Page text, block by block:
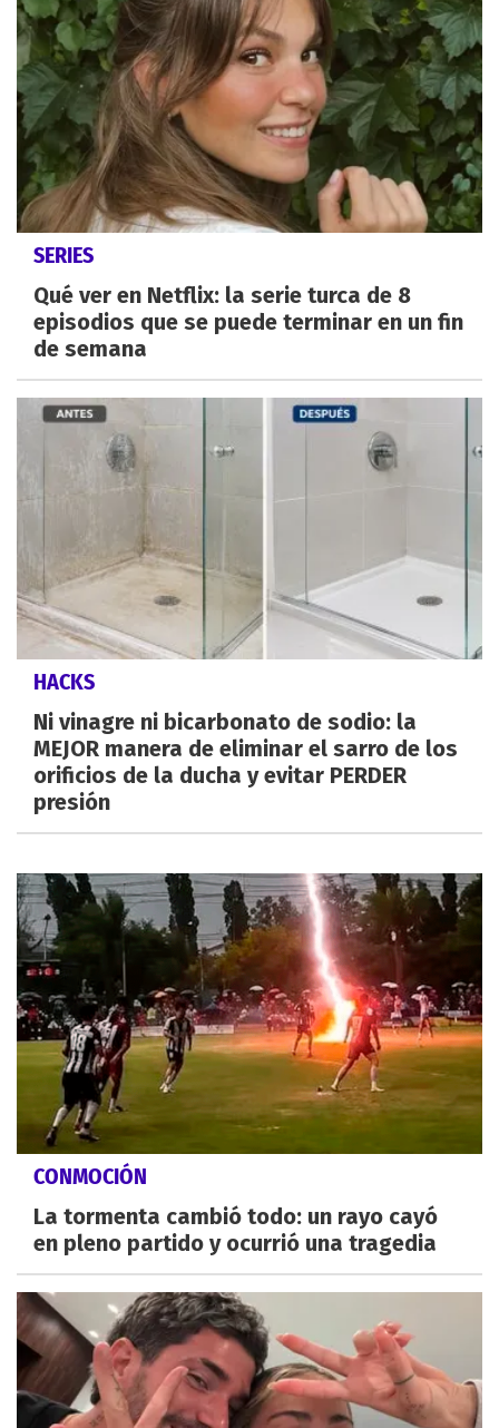
SERIES
Qué ver en Netflix: la serie turca de 8
episodios que se puede terminar en un fin
de semana
HACKS
Ni vinagre ni bicarbonato de sodio: la
MEJOR manera de eliminar el sarro de los
orificios de la ducha y evitar PERDER
presión
CONMOCIÓN
La tormenta cambió todo: un rayo cayó
en pleno partido y ocurrió una tragedia